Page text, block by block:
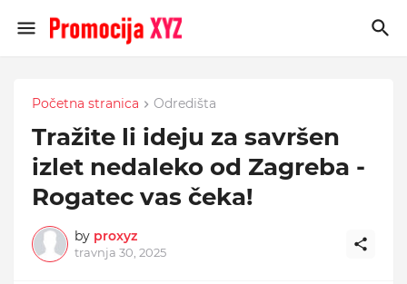
Početna stranica Odredišta
Tražite li ideju za savršen
izlet nedaleko od Zagreba -
Rogatec vas čeka!
by proxyz
travnja 30, 2025